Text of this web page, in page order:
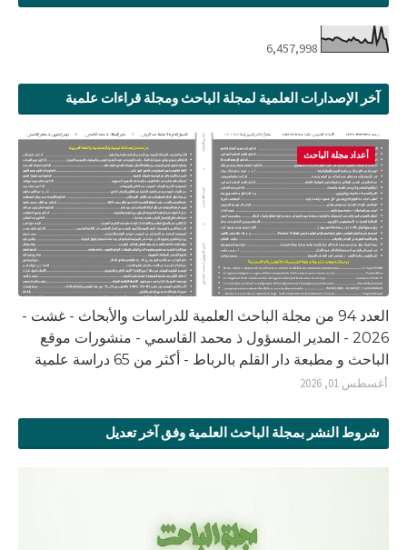
6,457,998
آخر الإصدارات العلمية لمجلة الباحث ومجلة قراءات علمية
أعداد مجلة الباحث
العدد 94 من مجلة الباحث العلمية للدراسات والأبحاث - غشت -
2026 - المدير المسؤول ذ محمد القاسمي - منشورات موقع
الباحث و مطبعة دار القلم بالرباط - أكثر من 65 دراسة علمية
أغسطس 01, 2026
شروط النشر بمجلة الباحث العلمية وفق آخر تعديل